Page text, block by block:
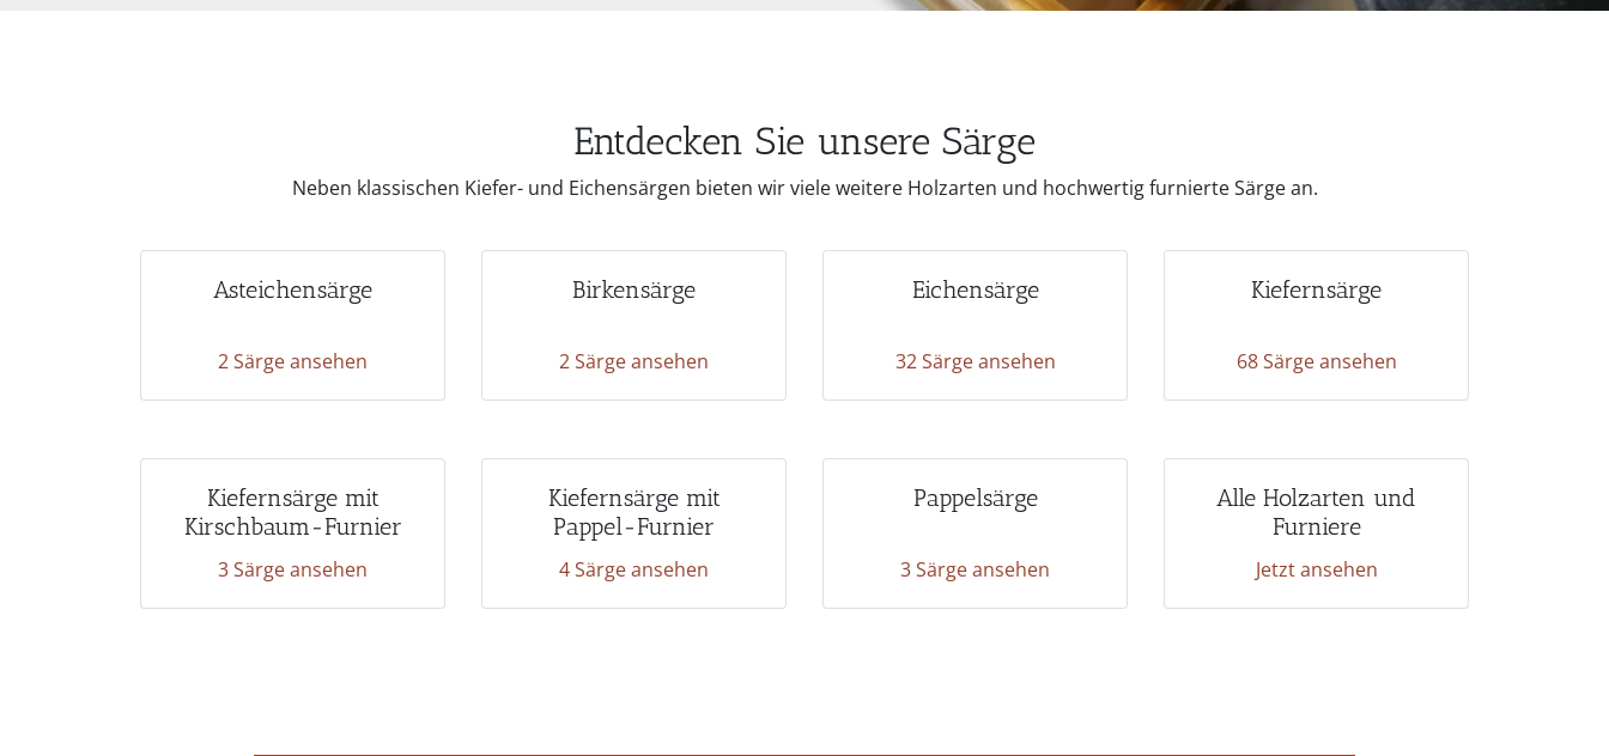
Entdecken Sie unsere Särge
Neben klassischen Kiefer- und Eichensärgen bieten wir viele weitere Holzarten und hochwertig furnierte Särge an.
Asteichensärge
2 Särge ansehen
Birkensärge
2 Särge ansehen
Eichensärge
32 Särge ansehen
Kiefernsärge
68 Särge ansehen
Kiefernsärge mit
Kirschbaum-Furnier
3 Särge ansehen
Kiefernsärge mit
Pappel-Furnier
4 Särge ansehen
Pappelsärge
3 Särge ansehen
Alle Holzarten und
Furniere
Jetzt ansehen